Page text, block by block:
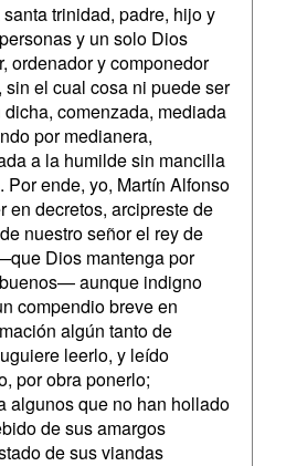
trinidad, padre, hijo y
y un solo Dios
ordenador y componedor
el cual cosa ni puede ser
comenzada, mediada
por medianera,
a la humilde sin mancilla
Por ende, yo, Martín Alfonso
en decretos, arcipreste de
nuestro señor el rey de
Dios mantenga por
aunque indigno
compendio breve en
algún tanto de
leerlo, y leído
por obra ponerlo;
algunos que no han hollado
de sus amargos
de sus viandas